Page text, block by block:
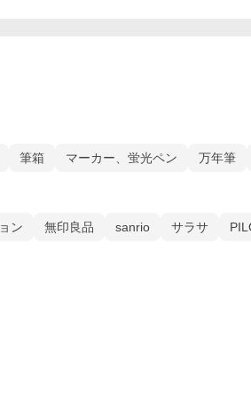
筆箱 マーカー、蛍光ペン 万年筆
ン 無印良品 sanrio サラサ